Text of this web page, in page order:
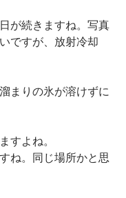
が続きますね。写真
ですが、放射冷却
まりの氷が溶けずに
すよね。
ね。同じ場所かと思